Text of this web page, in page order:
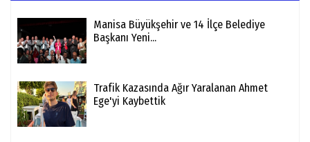
Manisa Büyükşehir ve 14 İlçe Belediye
Başkanı Yeni...
Trafik Kazasında Ağır Yaralanan Ahmet
Ege'yi Kaybettik